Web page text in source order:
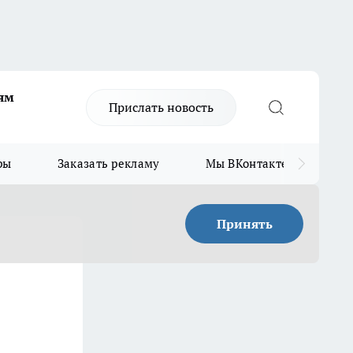
Прислать новость
Заказать рекламу Мы ВКонтакте
Принять